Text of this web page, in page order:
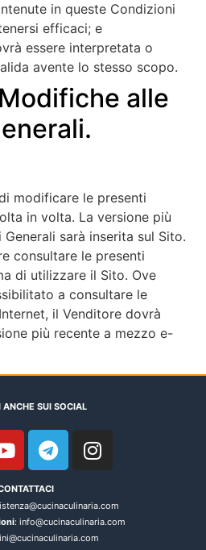
in queste Condizioni
efficaci; e
essere interpretata o
avente lo stesso scopo.
alle
modificare le presenti
in volta. La versione più
sarà inserita sul Sito.
consultare le presenti
di utilizzare il Sito. Ove
a consultare le
il Venditore dovrà
più recente a mezzo e-
ANCHE SUI SOCIAL
: info@cucinaculinaria.com